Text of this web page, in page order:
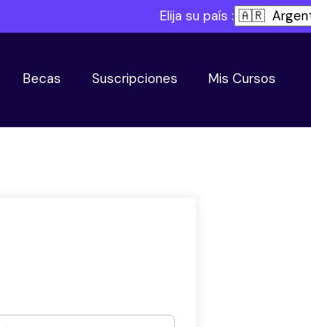
Elija su país :
Becas Suscripciones Mis Cursos